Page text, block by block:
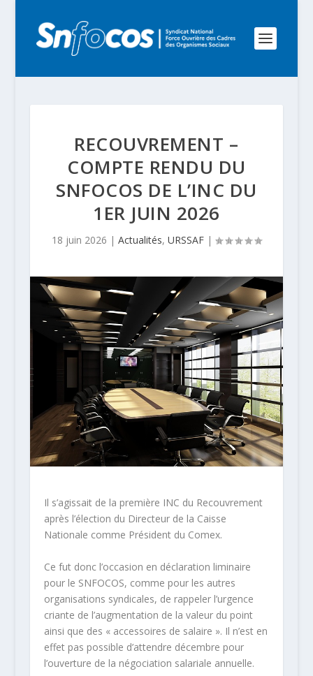
RECOUVREMENT –
COMPTE RENDU DU
SNFOCOS DE L’INC DU
1ER JUIN 2026
18 juin 2026 | Actualités, URSSAF|
Il s’agissait de la première INC du Recouvrement
après l’élection du Directeur de la Caisse
Nationale comme Président du Comex.
Ce fut donc l’occasion en déclaration liminaire
pour le SNFOCOS, comme pour les autres
organisations syndicales, de rappeler l’urgence
criante de l’augmentation de la valeur du point
ainsi que des « accessoires de salaire ». Il n’est en
effet pas possible d’attendre décembre pour
l’ouverture de la négociation salariale annuelle.